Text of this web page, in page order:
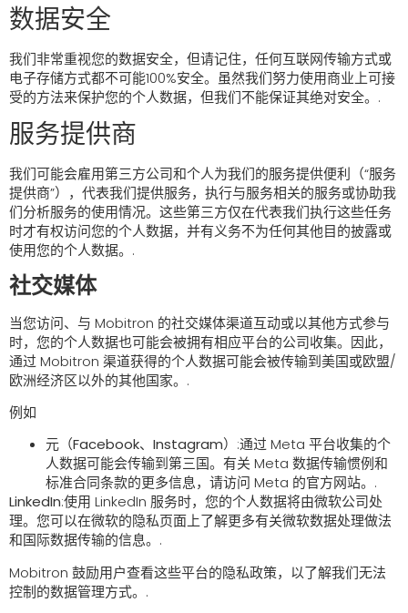
数据安全
我们非常重视您的数据安全，但请记住，任何互联网传输方式或
电子存储方式都不可能100%安全。虽然我们努力使用商业上可接
受的方法来保护您的个人数据，但我们不能保证其绝对安全。.
服务提供商
我们可能会雇用第三方公司和个人为我们的服务提供便利（“服务
提供商”），代表我们提供服务，执行与服务相关的服务或协助我
们分析服务的使用情况。这些第三方仅在代表我们执行这些任务
时才有权访问您的个人数据，并有义务不为任何其他目的披露或
使用您的个人数据。.
社交媒体
当您访问、与 Mobitron 的社交媒体渠道互动或以其他方式参与
时，您的个人数据也可能会被拥有相应平台的公司收集。因此，
通过 Mobitron 渠道获得的个人数据可能会被传输到美国或欧盟/
欧洲经济区以外的其他国家。.
例如
元（Facebook、Instagram） :通过 Meta 平台收集的个
人数据可能会传输到第三国。有关 Meta 数据传输惯例和
标准合同条款的更多信息，请访问 Meta 的官方网站。.
LinkedIn:使用 LinkedIn 服务时，您的个人数据将由微软公司处
理。您可以在微软的隐私页面上了解更多有关微软数据处理做法
和国际数据传输的信息。.
Mobitron 鼓励用户查看这些平台的隐私政策，以了解我们无法
控制的数据管理方式。.